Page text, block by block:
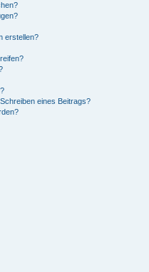
erstellen?
eines Beitrags?